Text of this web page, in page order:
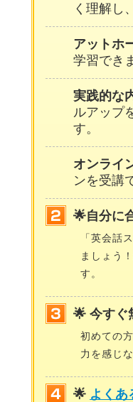
く理解し
アットホ
学習でき
実践的な
ルアップ
す。
オンライ
ンを受講
🌟自分に
「英会話
ましょう
す。
🌟 今すぐ
初めての
力を感じ
🌟 よくあ